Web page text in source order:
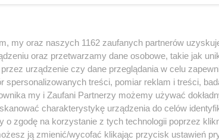
PEPCO
1 gazetka
Dodaj do ulubionych
dino
2 gazetki
Dodaj
my oraz naszych 1162 zaufanych partnerów
oraz przetwarzamy dane osobowe, takie jak
urządzenie czy dane przeglądania w celu
spersonalizowanych treści, pomiar reklam i treści,
my i Zaufani Partnerzy możemy używać
charakterystykę urządzenia do celów
zgodę na korzystanie z tych technologii poprzez
ją zmienić/wycofać klikając przycisk ustawień